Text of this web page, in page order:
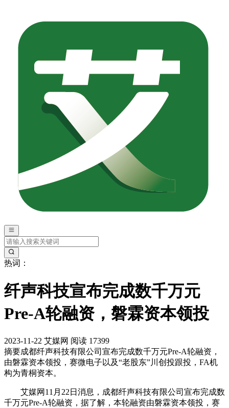
热词：
纤声科技宣布完成数千万元
Pre-A轮融资，磐霖资本领投
2023-11-22 艾媒网 阅读 17399
摘要成都纤声科技有限公司宣布完成数千万元Pre-A轮融资，
由磐霖资本领投，赛微电子以及“老股东”川创投跟投，FA机
构为青桐资本。
艾媒网11月22日消息，成都纤声科技有限公司宣布完成数
千万元Pre-A轮融资，据了解，本轮融资由磐霖资本领投，赛